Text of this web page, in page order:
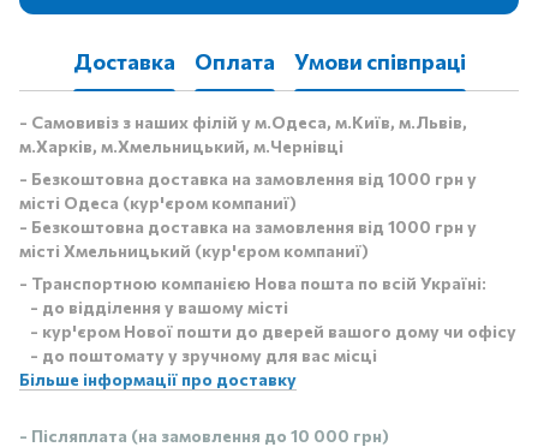
Доставка Оплата Умови співпраці
- Самовивіз з наших філій у м.Одеса, м.Київ, м.Львів,
м.Харків, м.Хмельницький, м.Чернівці
- Безкоштовна доставка на замовлення від 1000 грн у
місті Одеса (кур'єром компаниї)
- Безкоштовна доставка на замовлення від 1000 грн у
місті Хмельницький (кур'єром компаниї)
- Транспортною компанією Нова пошта по всій Україні:
- до відділення у вашому місті
- кур'єром Нової пошти до дверей вашого дому чи офісу
- до поштомату у зручному для вас місці
Більше інформації про доставку
- Післяплата (на замовлення до 10 000 грн)